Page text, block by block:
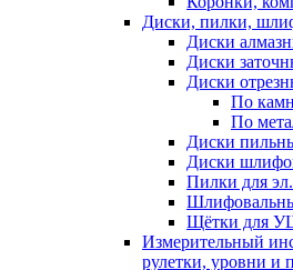
Диски, пилки,
Диски
Диски
Диски
По
По
Диски
Диски
Пилки для
Щётки для
Измерительный
рулетки, уровни и